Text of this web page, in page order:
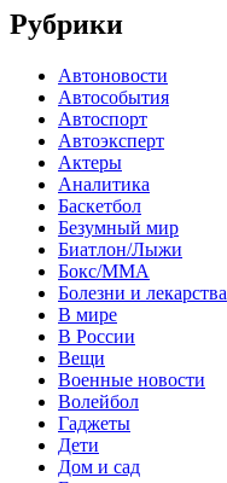
Рубрики
Автоновости
Автособытия
Автоспорт
Автоэксперт
Актеры
Аналитика
Баскетбол
Безумный мир
Биатлон/Лыжи
Бокс/MMA
Болезни и лекарства
В мире
В России
Вещи
Военные новости
Волейбол
Гаджеты
Дети
Дом и сад